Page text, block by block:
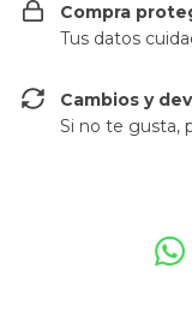
Compra
Tus datos
Cambios y
Si no te gusta,